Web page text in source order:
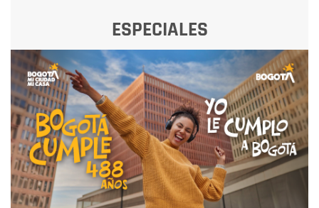
ESPECIALES